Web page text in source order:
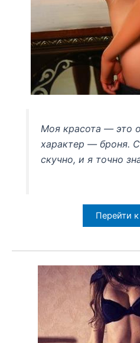
Моя красота — это
характер — броня.
скучно, и я точно
Перейти к